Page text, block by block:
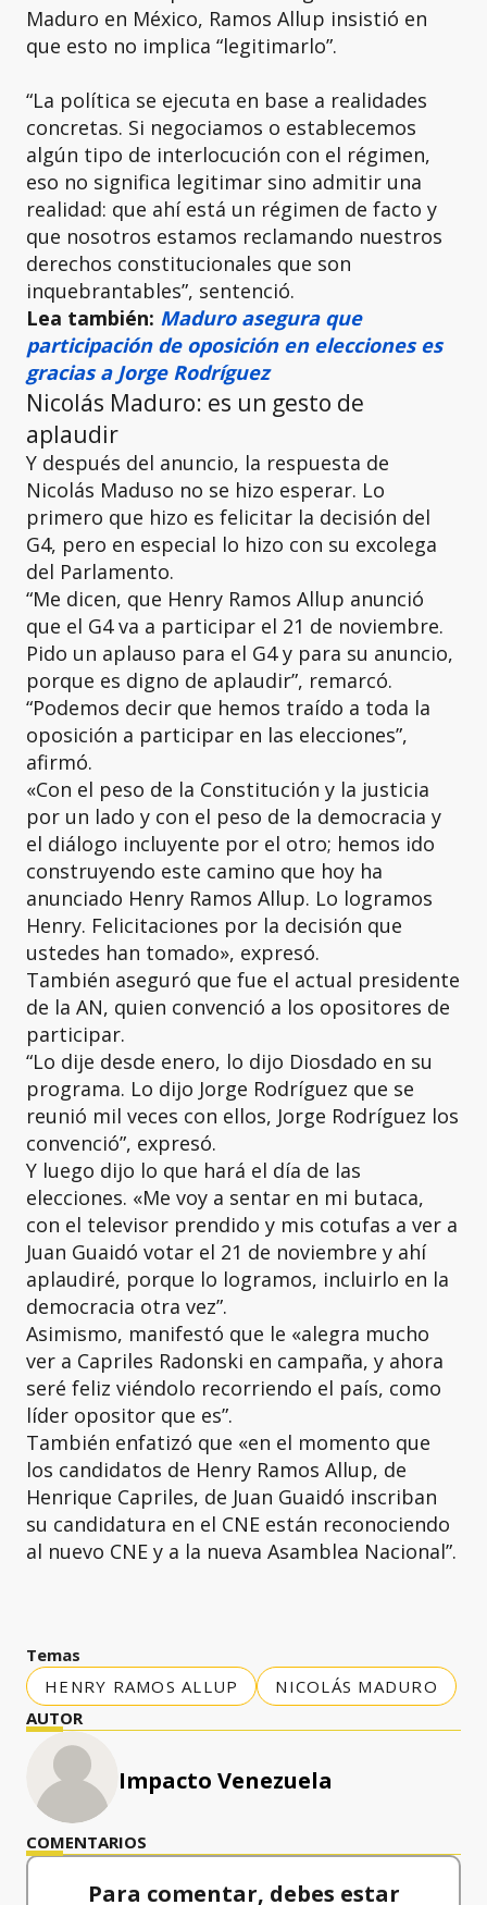
Maduro en México, Ramos Allup insistió en
que esto no implica “legitimarlo”.
“La política se ejecuta en base a realidades
concretas. Si negociamos o establecemos
algún tipo de interlocución con el régimen,
eso no significa legitimar sino admitir una
realidad: que ahí está un régimen de facto y
que nosotros estamos reclamando nuestros
derechos constitucionales que son
inquebrantables”, sentenció.
Lea también: Maduro asegura que
participación de oposición en elecciones es
gracias a Jorge Rodríguez
Nicolás Maduro: es un gesto de
aplaudir
Y después del anuncio, la respuesta de
Nicolás Maduso no se hizo esperar. Lo
primero que hizo es felicitar la decisión del
G4, pero en especial lo hizo con su excolega
del Parlamento.
“Me dicen, que Henry Ramos Allup anunció
que el G4 va a participar el 21 de noviembre.
Pido un aplauso para el G4 y para su anuncio,
porque es digno de aplaudir”, remarcó.
“Podemos decir que hemos traído a toda la
oposición a participar en las elecciones”,
afirmó.
«Con el peso de la Constitución y la justicia
por un lado y con el peso de la democracia y
el diálogo incluyente por el otro; hemos ido
construyendo este camino que hoy ha
anunciado Henry Ramos Allup. Lo logramos
Henry. Felicitaciones por la decisión que
ustedes han tomado», expresó.
También aseguró que fue el actual presidente
de la AN, quien convenció a los opositores de
participar.
“Lo dije desde enero, lo dijo Diosdado en su
programa. Lo dijo Jorge Rodríguez que se
reunió mil veces con ellos, Jorge Rodríguez los
convenció”, expresó.
Y luego dijo lo que hará el día de las
elecciones. «Me voy a sentar en mi butaca,
con el televisor prendido y mis cotufas a ver a
Juan Guaidó votar el 21 de noviembre y ahí
aplaudiré, porque lo logramos, incluirlo en la
democracia otra vez”.
Asimismo, manifestó que le «alegra mucho
ver a Capriles Radonski en campaña, y ahora
seré feliz viéndolo recorriendo el país, como
líder opositor que es”.
También enfatizó que «en el momento que
los candidatos de Henry Ramos Allup, de
Henrique Capriles, de Juan Guaidó inscriban
su candidatura en el CNE están reconociendo
al nuevo CNE y a la nueva Asamblea Nacional”.
Temas
HENRY RAMOS ALLUP
NICOLÁS MADURO
AUTOR
Impacto Venezuela
COMENTARIOS
Para comentar, debes estar